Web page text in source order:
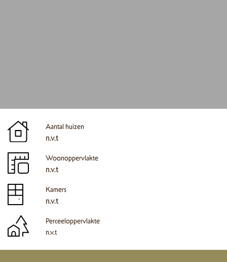
Aantal huizen
n.v.t
Woonoppervlakte
n.v.t
Kamers
n.v.t
Perceeloppervlakte
n.v.t